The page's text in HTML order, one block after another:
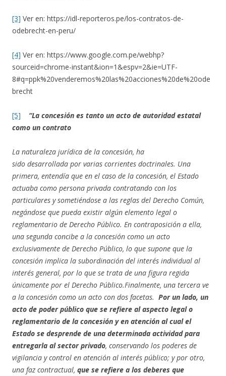
[3] Ver en: https://idl-reporteros.pe/los-contratos-de-
odebrecht-en-peru/
[4] Ver en: https://www.google.com.pe/webhp?
sourceid=chrome-instant&ion=1&espv=2&ie=UTF-
8#q=ppk%20venderemos%20las%20acciones%20de%20ode
brecht
[5]
“La concesión es tanto un acto de autoridad estatal
como un contrato
La naturaleza jurídica de la concesión, ha
sido desarrollada por varias corrientes doctrinales. Una
primera, entendía que en el caso de la concesión, el Estado
actuaba como persona privada contratando con los
particulares y sometiéndose a las reglas del Derecho Común,
negándose que pueda existir algún elemento legal o
reglamentario de Derecho Público. En contraposición a ella,
una segunda concibe a la concesión como un acto
exclusivamente de Derecho Público, lo que supone que la
concesión implica la subordinación del interés individual al
interés general, por lo que se trata de una figura regida
únicamente por el Derecho Público.Finalmente, una tercera ve
a la concesión como un acto con dos facetas. Por un lado, un
acto de poder público que se refiere al aspecto legal o
reglamentario de la concesión y en atención al cual el
Estado se desprende de una determinada actividad para
entregarla al sector privado, conservando los poderes de
vigilancia y control en atención al interés público; y por otro,
una faz contractual, que se refiere a los deberes que